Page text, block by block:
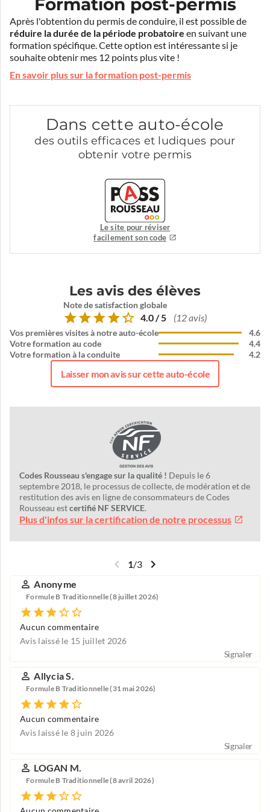
Après l'obtention du permis de conduire, il est possible de
réduire la durée de la période probatoire en suivant une
formation spécifique. Cette option est intéressante si je
souhaite obtenir mes 12 points plus vite !
En savoir plus sur la formation post-permis
Dans cette auto-école
des outils efficaces et ludiques pour
obtenir votre permis
Le site pour réviser
facilement son code
Les avis des élèves
Note de satisfaction globale
4.0 / 5 (12 avis)
Vos premières visites à notre auto-école
Votre formation au code
Votre formation à la conduite
4.6
4.4
4.2
Laisser mon avis sur cette auto-école
Codes Rousseau s'engage sur la qualité ! Depuis le 6
septembre 2018, le processus de collecte, de modération et de
restitution des avis en ligne de consommateurs de Codes
Rousseau estcertifié NF SERVICE.
Plus d'infos sur la certification de notre processus
1/3
Anonyme
Formule B Traditionnelle (8 juillet 2026)
Aucun commentaire
Avis laissé le 15 juillet 2026
Signaler
Allycia S.
Formule B Traditionnelle (31 mai 2026)
Aucun commentaire
Avis laissé le 8 juin 2026
Signaler
LOGAN M.
Formule B Traditionnelle (8 avril 2026)